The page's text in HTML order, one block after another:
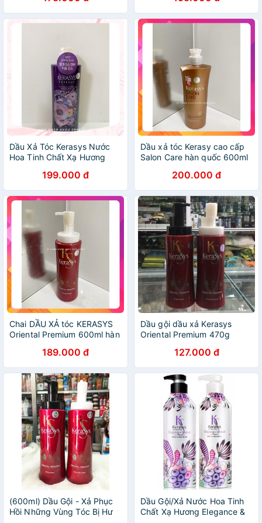
Dầu Xả Tóc Kerasys Nước
Hoa Tinh Chất Xạ Hương
199.000 đ
Dầu xả tóc Kerasy cao cấp
Salon Care hàn quốc 600ml
200.000 đ
Chai DẦU XẢ tóc KERASYS
Oriental Premium 600ml hàn
189.000 đ
Dầu gội dầu xả Kerasys
Oriental Premium 470g
127.000 đ
(600ml) Dầu Gội - Xả Phục
Hồi Những Vùng Tóc Bị Hư
Dầu Gội/Xả Nước Hoa Tinh
Chất Xạ Hương Elegance &